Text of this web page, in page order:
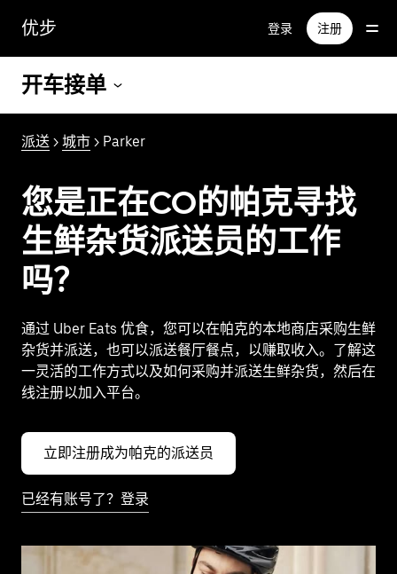
容
优步 登录 注册
开车接单
派送 > 城市 > Parker
您是正在CO的帕克寻找
生鲜杂货派送员的工作
吗？
通过 Uber Eats 优食，您可以在帕克的本地商店采购生鲜
杂货并派送，也可以派送餐厅餐点，以赚取收入。了解这
一灵活的工作方式以及如何采购并派送生鲜杂货，然后在
线注册以加入平台。
立即注册成为帕克的派送员
已经有账号了？登录